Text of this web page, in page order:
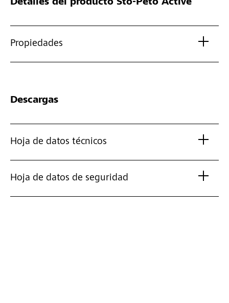
Detalles del producto Sto-Peto Active
Propiedades
Descargas
Hoja de datos técnicos
Hoja de datos de seguridad